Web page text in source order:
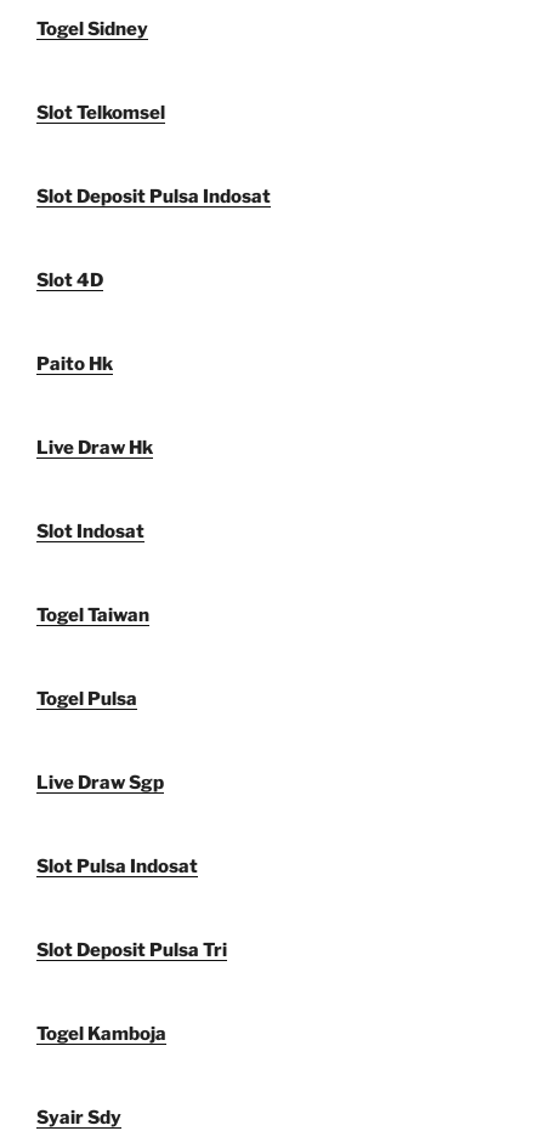
Togel Sidney
Slot Telkomsel
Slot Deposit Pulsa Indosat
Slot 4D
Paito Hk
Live Draw Hk
Slot Indosat
Togel Taiwan
Togel Pulsa
Live Draw Sgp
Slot Pulsa Indosat
Slot Deposit Pulsa Tri
Togel Kamboja
Syair Sdy